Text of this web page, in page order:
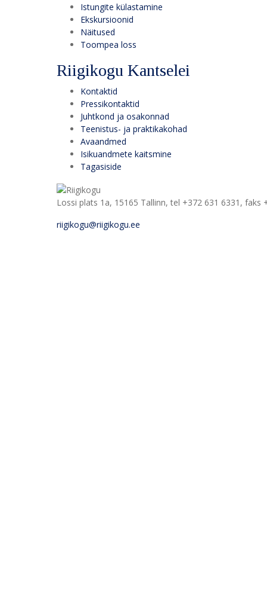
Istungite külastamine
Ekskursioonid
Näitused
Toompea loss
Riigikogu Kantselei
Kontaktid
Pressikontaktid
Juhtkond ja osakonnad
Teenistus- ja praktikakohad
Avaandmed
Isikuandmete kaitsmine
Tagasiside
Lossi plats 1a, 15165 Tallinn, tel +372 631 6331, faks
riigikogu@riigikogu.ee